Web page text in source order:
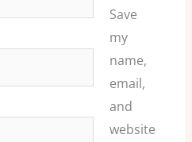
Save
my
name,
email,
and
website